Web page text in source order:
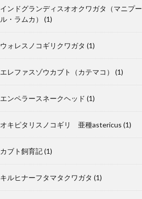
インドグランディスオオクワガタ（マニプー
ル・ラムカ）
(1)
ウォレスノコギリクワガタ (1)
エレファスゾウカブト（カテマコ） (1)
エンペラースネークヘッド (1)
オキピタリスノコギリ 亜種astericus (1)
カブト飼育記(1)
キルヒナーフタマタクワガタ (1)